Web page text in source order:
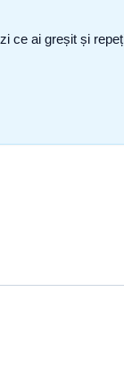
ce ai greșit și